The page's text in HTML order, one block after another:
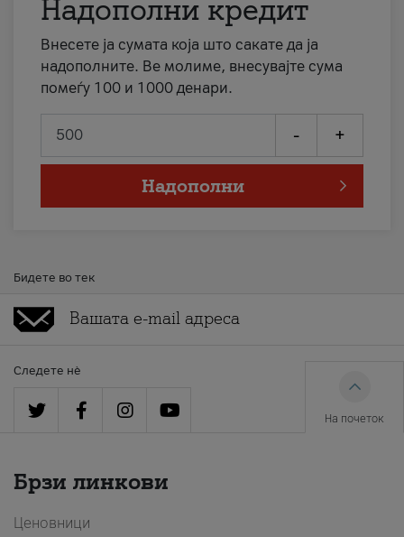
Надополни кредит
Внесете ја сумата која што сакате да ја
надополните. Ве молиме, внесувајте сума
помеѓу 100 и 1000 денари.
- +
Надополни
Бидете во тек
Следете нè
На почеток
Брзи линкови
Ценовници